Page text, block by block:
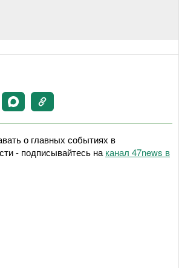
о главных событиях в
- подписывайтесь на канал 47news в